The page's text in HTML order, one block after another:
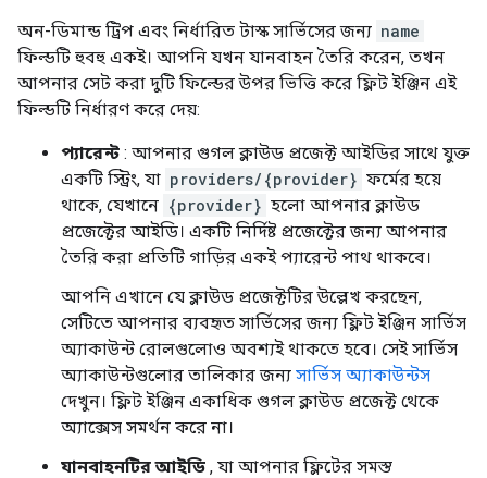
অন-ডিমান্ড ট্রিপ এবং নির্ধারিত টাস্ক সার্ভিসের জন্য name
ফিল্ডটি হুবহু একই। আপনি যখন যানবাহন তৈরি করেন, তখন
আপনার সেট করা দুটি ফিল্ডের উপর ভিত্তি করে ফ্লিট ইঞ্জিন এই
ফিল্ডটি নির্ধারণ করে দেয়:
প্যারেন্ট : আপনার গুগল ক্লাউড প্রজেক্ট আইডির সাথে যুক্ত
একটি স্ট্রিং, যা providers/{provider} ফর্মের হয়ে
থাকে, যেখানে {provider} হলো আপনার ক্লাউড
প্রজেক্টের আইডি। একটি নির্দিষ্ট প্রজেক্টের জন্য আপনার
তৈরি করা প্রতিটি গাড়ির একই প্যারেন্ট পাথ থাকবে।
আপনি এখানে যে ক্লাউড প্রজেক্টটির উল্লেখ করছেন,
সেটিতে আপনার ব্যবহৃত সার্ভিসের জন্য ফ্লিট ইঞ্জিন সার্ভিস
অ্যাকাউন্ট রোলগুলোও অবশ্যই থাকতে হবে। সেই সার্ভিস
অ্যাকাউন্টগুলোর তালিকার জন্য সার্ভিস অ্যাকাউন্টস
দেখুন। ফ্লিট ইঞ্জিন একাধিক গুগল ক্লাউড প্রজেক্ট থেকে
অ্যাক্সেস সমর্থন করে না।
যানবাহনটির আইডি , যা আপনার ফ্লিটের সমস্ত